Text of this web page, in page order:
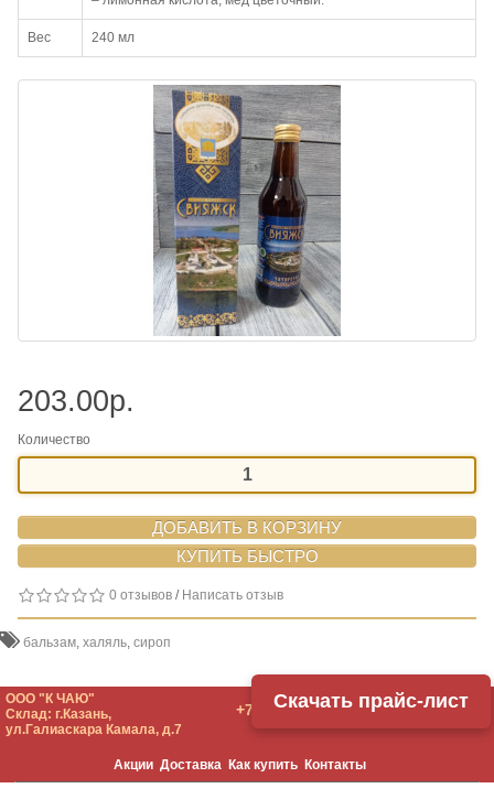
Вес 240 мл
203.00р.
Количество
ДОБАВИТЬ В КОРЗИНУ
0 отзывов / Написать отзыв
бальзам халяль сироп
ООО "К ЧАЮ"
Склад: г.Казань,
ул.Галиаскара Камала, д.7
+7 (987) 261-33-76
Акции Доставка Как купить Контакты
Скачать прайс-лист